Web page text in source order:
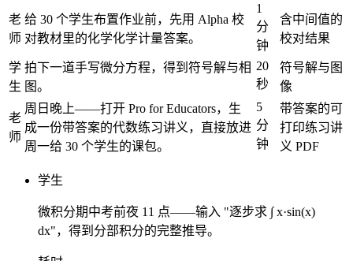
老
师
给 30 个学生布置作业前，先用 Alpha 校
对教材里的化学化学计量答案。
1
分
钟
含中间值的
校对结果
学
生
拍下一道手写微分方程，得到符号解与相
图。
20
秒
符号解与图
像
老
师
周日晚上——打开 Pro for Educators，生
成一份带答案的代数练习讲义，直接放进
周一给 30 个学生的课包。
5
分
钟
带答案的可
打印练习讲
义 PDF
学生
微积分期中考前夜 11 点——输入 "逐步求 ∫ x·sin(x)
dx"，得到分部积分的完整推导。